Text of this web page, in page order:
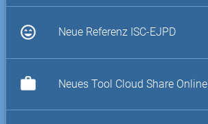
sentiment_very_satisfied Neue Referenz ISC-EJPD
work Neues Tool Cloud Share Online